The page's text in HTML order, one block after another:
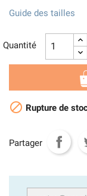
Guide des tailles
Quantité
 Rupture de
Partager